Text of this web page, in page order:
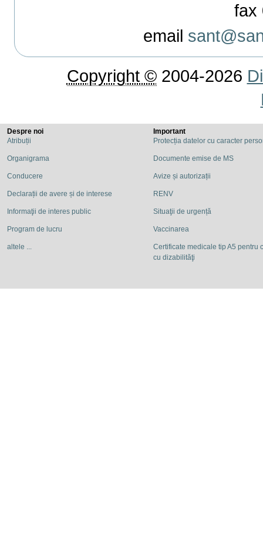
fax
email
Copyright ©2004-2026
Despre noi
Atribuții
Organigrama
Conducere
Declarații de avere și de interese
Informaţii de interes public
Program de lucru
altele ...
Important
Protecția datelor cu caracter
Documente emise de MS
Avize și autorizații
RENV
Situaţii de urgență
Vaccinarea
Certificate medicale tip A5 pentru
cu dizabilităţi